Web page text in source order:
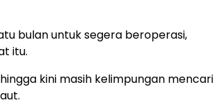
bulan untuk segera beroperasi,
itu.
kini masih kelimpungan mencari